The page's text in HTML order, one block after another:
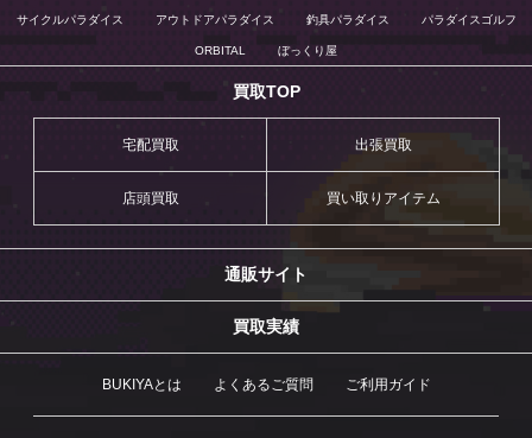
サイクルパラダイス アウトドアパラダイス 釣具パラダイス パラダイスゴルフ
ORBITAL ぼっくり屋
買取TOP
宅配買取 出張買取
店頭買取 買い取りアイテム
通販サイト
買取実績
BUKIYAとは よくあるご質問 ご利用ガイド